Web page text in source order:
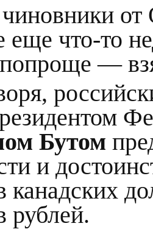
еще что-то
—
Бутом
и
канадских
рублей.